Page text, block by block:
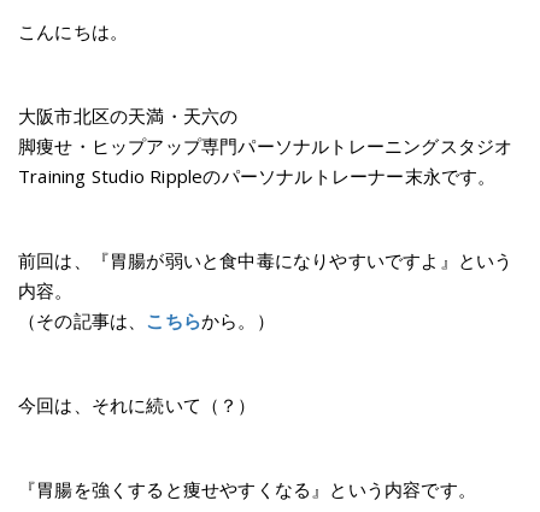
こんにちは。
大阪市北区の天満・天六の
脚痩せ・ヒップアップ専門パーソナルトレーニングスタジオ
Training Studio Rippleのパーソナルトレーナー末永です。
前回は、『胃腸が弱いと食中毒になりやすいですよ』という
内容。
（その記事は、 こちらから。）
今回は、それに続いて（？）
『胃腸を強くすると痩せやすくなる』という内容です。